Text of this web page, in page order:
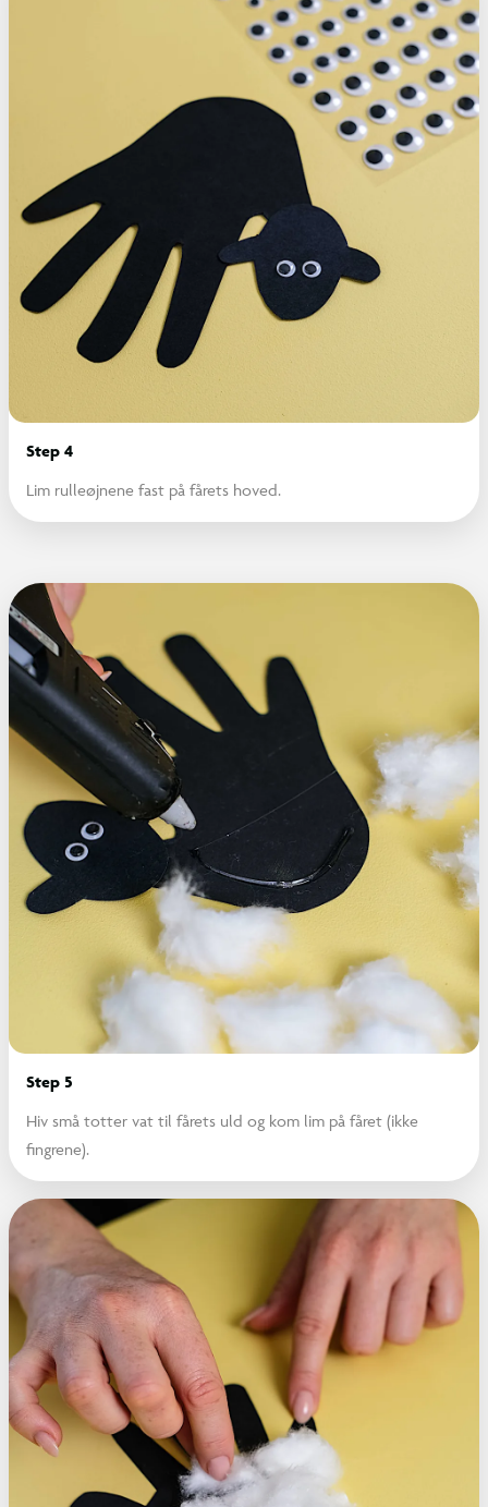
Step 4
Lim rulleøjnene fast på fårets hoved.
Step 5
Hiv små totter vat til fårets uld og kom lim på fåret (ikke
fingrene).